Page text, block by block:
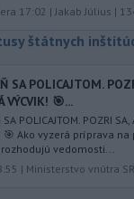
17:02 |Jakab Július |
štátnych
SA POLICAJTOM.
VÝCVIK! 🎯...
SA POLICAJTOM. POZRI SA,
🎯 Ako vyzerá príprava
vedomosti...
| Ministerstvo vnútra SR